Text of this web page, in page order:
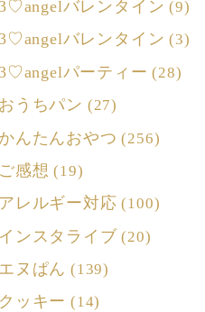
3♡angelバレンタイン (9)
3♡angelバレンタイン (3)
3♡angelパーティー (28)
おうちパン (27)
かんたんおやつ (256)
ご感想 (19)
アレルギー対応 (100)
インスタライブ (20)
エヌぱん (139)
クッキー (14)